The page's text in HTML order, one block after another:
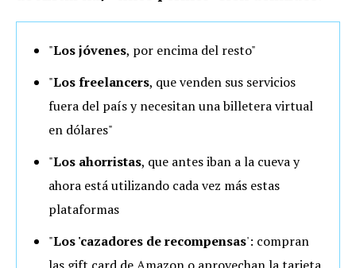
"Los jóvenes, por encima del resto"
"Los freelancers, que venden sus servicios
fuera del país y necesitan una billetera virtual
en dólares"
"Los ahorristas, que antes iban a la cueva y
ahora está utilizando cada vez más estas
plataformas
"Los 'cazadores de recompensas': compran